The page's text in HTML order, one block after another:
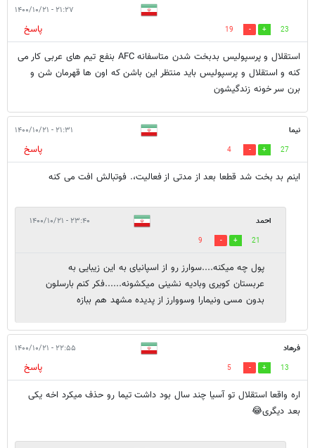
۲۱:۲۷ - ۱۴۰۰/۱۰/۲۱
23
19
پاسخ
استقلال و پرسپولیس بدبخت شدن متاسفانه AFC بنفع تیم های عربی کار می
کنه و استقلال و پرسپولیس باید منتظر این باشن که اون ها قهرمان شن و
برن سر خونه زندگیشون
نیما ۲۱:۳۱ - ۱۴۰۰/۱۰/۲۱
27
4
پاسخ
اینم بد بخت شد قطعا بعد از مدتی از فعالیت،. فوتبالش افت می کنه
احمد ۲۳:۴۰ - ۱۴۰۰/۱۰/۲۱
21
9
پول چه میکنه....سوارز رو از اسپانیای به این زیبایی به
عربستان کویری وبادیه نشینی میکشونه......فکر کنم بارسلون
بدون مسی ونیمارا وسووارز از پدیده مشهد هم ببازه
فرهاد ۲۲:۵۵ - ۱۴۰۰/۱۰/۲۱
13
5
پاسخ
اره واقعا استقلال تو آسیا چند سال بود داشت تیما رو حذف میکرد اخه یکی
بعد دیگری😂